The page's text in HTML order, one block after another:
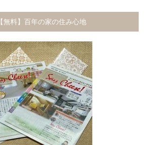
【無料】百年の家の住み心地